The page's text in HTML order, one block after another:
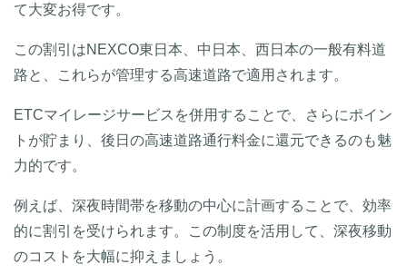
て大変お得です。
この割引はNEXCO東日本、中日本、西日本の一般有料道
路と、これらが管理する高速道路で適用されます。
ETCマイレージサービスを併用することで、さらにポイン
トが貯まり、後日の高速道路通行料金に還元できるのも魅
力的です。
例えば、深夜時間帯を移動の中心に計画することで、効率
的に割引を受けられます。この制度を活用して、深夜移動
のコストを大幅に抑えましょう。